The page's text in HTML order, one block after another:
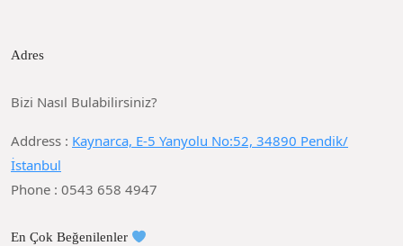
Adres
Bizi Nasıl Bulabilirsiniz?
Address : Kaynarca, E-5 Yanyolu No:52, 34890 Pendik/
İstanbul
Phone : 0543 658 4947
En Çok Beğenilenler